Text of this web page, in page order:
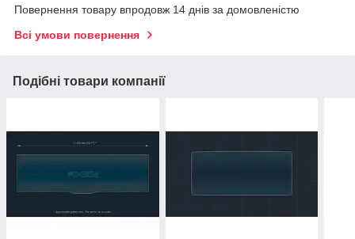
Повернення товару впродовж 14 днів за домовленістю
Всі умови повернення
Подібні товари компанії